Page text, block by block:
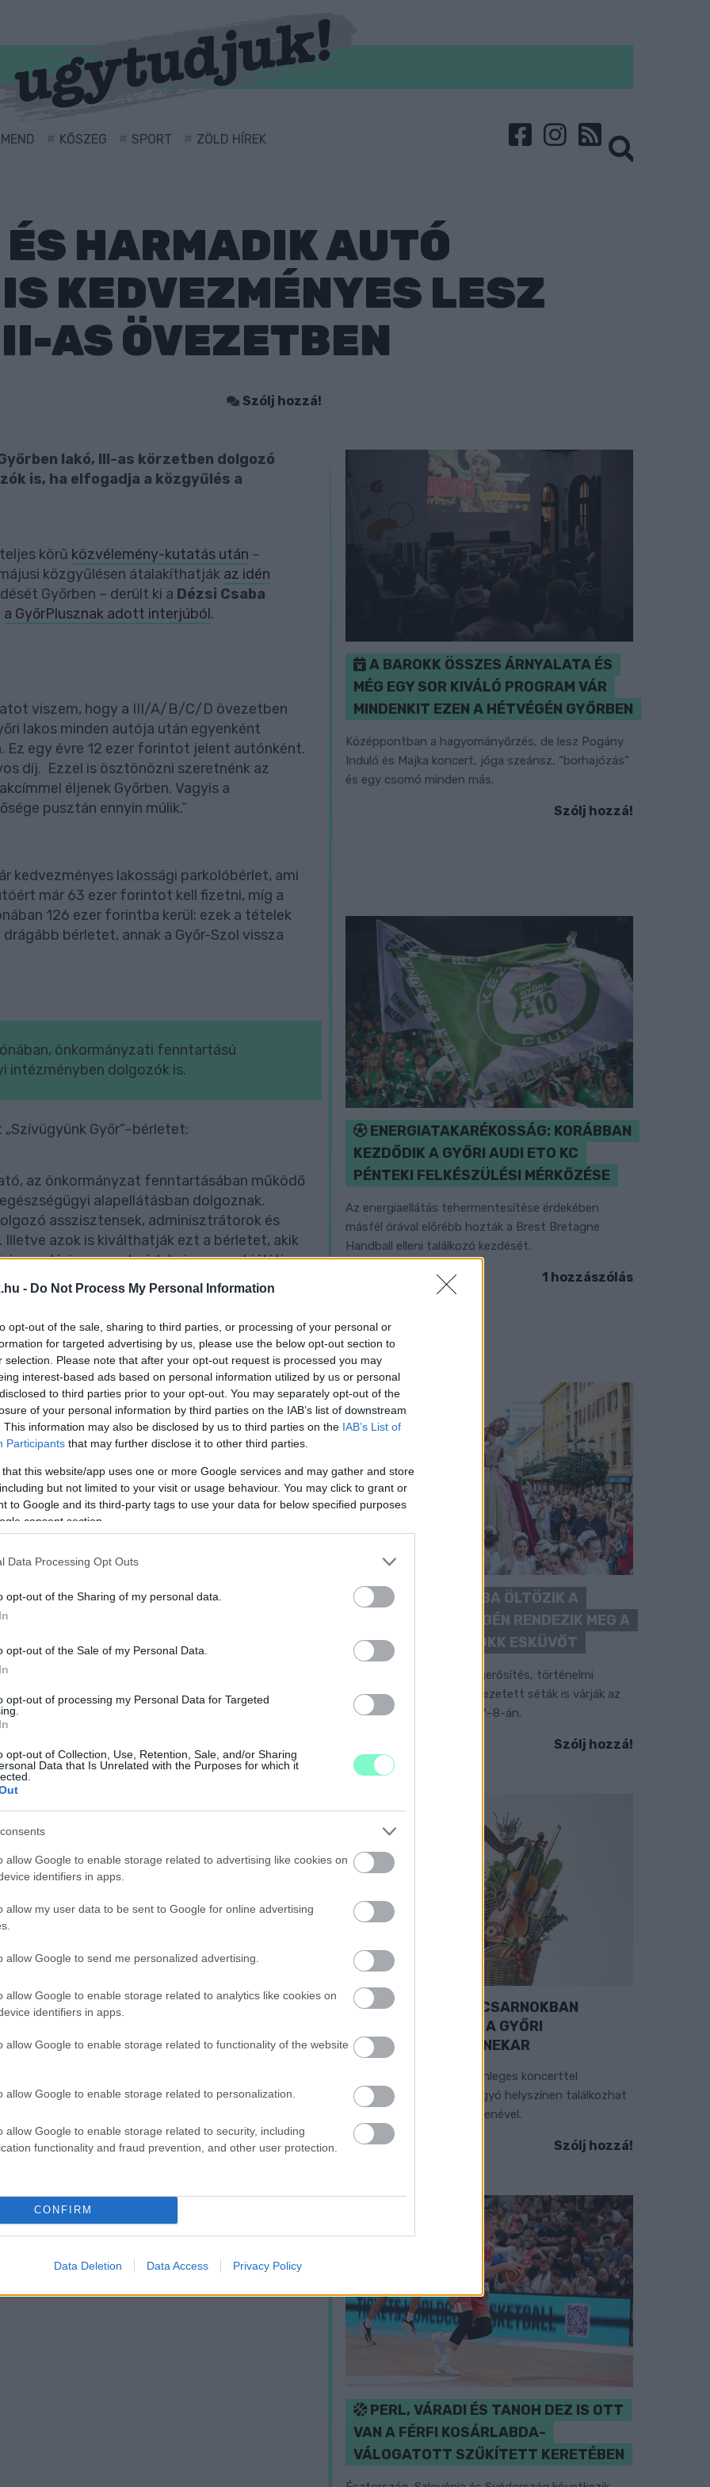
- Do Not Process My Personal Information
opt-out of the sale, sharing to third parties, or processing of your personal or
for targeted advertising by us, please use the below opt-out section to
selection. Please note that after your opt-out request is processed you may
interest-based ads based on personal information utilized by us or personal
to third parties prior to your opt-out. You may separately opt-out of the
of your personal information by third parties on the IAB’s list of downstream
This information may also be disclosed by us to third parties on the IAB’s List of
Participants that may further disclose it to other third parties.
that this website/app uses one or more Google services and may gather and store
but not limited to your visit or usage behaviour. You may click to grant or
to Google and its third-party tags to use your data for below specified purposes
consent section.
Data Processing Opt Outs
opt-out of the Sharing of my personal data.
opt-out of the Sale of my Personal Data.
opt-out of processing my Personal Data for Targeted
opt-out of Collection, Use, Retention, Sale, and/or Sharing
Data that Is Unrelated with the Purposes for which it
allow Google to enable storage related to advertising like cookies on
identifiers in apps.
allow my user data to be sent to Google for online advertising
allow Google to send me personalized advertising.
allow Google to enable storage related to analytics like cookies on
identifiers in apps.
allow Google to enable storage related to functionality of the website
allow Google to enable storage related to personalization.
allow Google to enable storage related to security, including
functionality and fraud prevention, and other user protection.
CONFIRM
Data Deletion Data Access Privacy Policy
KŐSZEG SPORT ZÖLD HÍREK
HARMADIK AUTÓ
KEDVEZMÉNYES LESZ
AS ÖVEZETBEN
Szólj hozzá!
lakó, III-as körzetben dolgozó
is, ha elfogadja a közgyűlés a
körű közvélemény-kutatás után –
közgyűlésen átalakíthatják az idén
Győrben – derült ki a Dézsi Csaba
a GyőrPlusznak adott interjúból.
viszem, hogy a III/A/B/C/D övezetben
lakos minden autója után egyenként
Ez egy évre 12 ezer forintot jelent autónként.
díj. Ezzel is ösztönözni szeretnénk az
éljenek Győrben. Vagyis a
pusztán ennyin múlik.”
kedvezményes lakossági parkolóbérlet, ami
már 63 ezer forintot kell fizetni, míg a
126 ezer forintba kerül; ezek a tételek
bérletet, annak a Győr-Szol vissza
önkormányzati fenntartású
intézményben dolgozók is.
Győr”–bérletet:
az önkormányzat fenntartásában működő
alapellátásban dolgoznak.
asszisztensek, adminisztrátorok és
azok is kiválthatják ezt a bérletet, akik
nevelési, gyermekvédelmi, gyermekjóléti
állandó győri lakhellyel
számított 200 méteren belül ugyancsak havi
ezen a ponton a GyőrPlusz cikke pontatlan
is járhat a bérlet – ez azonban nem
került a sor, hogy
Dézsi Csaba András polgármester 2021-ben
döntést, de
nem 12, hanem 24 ezer forintba
lett a parkolóbérletek árának emelkedéséből,
egyközvélemény-kutatást készítetteka
akarja kiadni az önkormányzat
tenni az eredményt.
A BAROKK ÖSSZES ÁRNYALATA ÉS
MÉG EGY SOR KIVÁLÓ PROGRAM VÁR
MINDENKIT EZEN A HÉTVÉGÉN GYŐRBEN
Középpontban a hagyományőrzés, de lesz Pogány
Induló és Majka koncert, jóga szeánsz, “borhajózás”
és egy csomó minden más.
Szólj hozzá!
ENERGIATAKARÉKOSSÁG: KORÁBBAN
KEZDŐDIK A GYŐRI AUDI ETO KC
PÉNTEKI FELKÉSZÜLÉSI MÉRKŐZÉSE
Az energiaellátás tehermentesítése érdekében
másfél órával előrébb hozták a Brest Bretagne
Handball elleni találkozó kezdését.
1 hozzászólás
BAROKK POMPÁBA ÖLTÖZIK A
BELVÁROS: HÉTVÉGÉN RENDEZIK MEG A
XXXIII. GYŐRI BAROKK ESKÜVŐT
Jubileumi fogadalom megerősítés, történelmi
felvonulás, tűzshow és vezetett séták is várják az
érdeklődőket augusztus 7–8-án.
Szólj hozzá!
EXTRA: A VÁSÁRCSARNOKBAN
NYITJA ÚJ ÉVADÁT A GYŐRI
FILHARMONIKUS ZENEKAR
A „Zenélő piac” című különleges koncerttel
szeptember 7-én rendhagyó helyszínen találkozhat
a közönség a klasszikus zenével.
Szólj hozzá!
PERL, VÁRADI ÉS TANOH DEZ IS OTT
VAN A FÉRFI KOSÁRLABDA-
VÁLOGATOTT SZŰKÍTETT KERETÉBEN